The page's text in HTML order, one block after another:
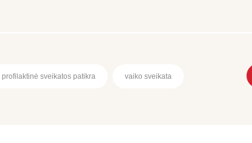
profilaktinė sveikatos patikra vaiko sveikata